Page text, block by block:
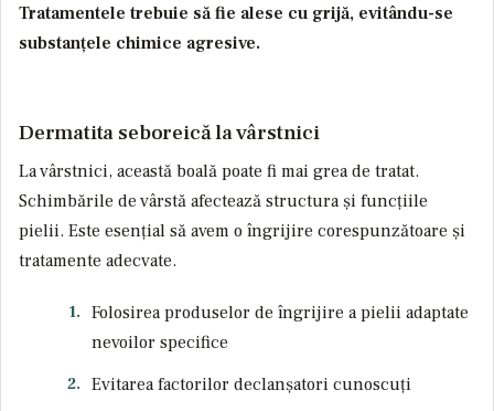
Tratamentele trebuie să fie alese cu grijă, evitându-se
substanțele chimice agresive.
Dermatita seboreică la vârstnici
La vârstnici, această boală poate fi mai grea de tratat.
Schimbările de vârstă afectează structura și funcțiile
pielii. Este esențial să avem o îngrijire corespunzătoare și
tratamente adecvate.
Folosirea produselor de îngrijire a pielii adaptate
nevoilor specifice
Evitarea factorilor declanșatori cunoscuți